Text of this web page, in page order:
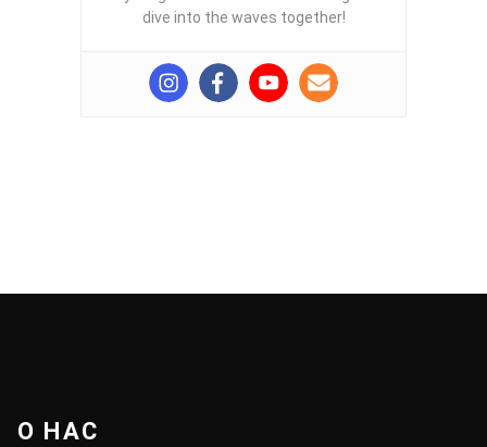
dive into the waves together!
О НАС